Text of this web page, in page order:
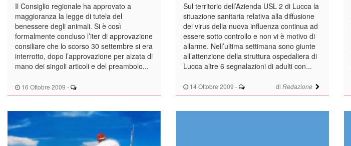
16 Ottobre 2009 -
Il Consiglio regionale ha approvato a
maggioranza la legge di tutela del
benessere degli animali. Si è così
formalmente concluso l’iter di approvazione
consiliare che lo scorso 30 settembre si era
interrotto, dopo l’approvazione per alzata di
mano dei singoli articoli e del preambolo...
14 Ottobre 2009 - di Redazione
Sul territorio dell’Azienda USL 2 di Lucca la
situazione sanitaria relativa alla diffusione
del virus della nuova influenza continua ad
essere sotto controllo e non vi è motivo di
allarme. Nell’ultima settimana sono giunte
all’attenzione della struttura ospedaliera di
Lucca altre 6 segnalazioni di adulti con...